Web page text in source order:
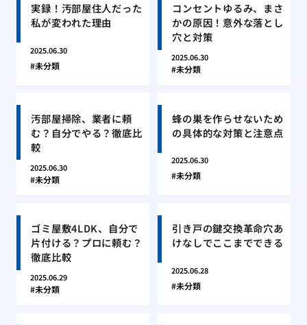
実録！汚部屋住人だった
私が変われた理由
2025.06.30
未分類
コンセントゆるみ、まさ
かの原因！意外な落とし
穴と対策
2025.06.30
未分類
汚部屋掃除、業者に頼
む？自分でやる？徹底比
較
2025.06.30
未分類
蜂の巣を作らせないため
の具体的な対策と注意点
2025.06.30
未分類
ゴミ屋敷4LDK、自分で
片付ける？プロに頼む？
徹底比較
2025.06.29
未分類
引き戸の鍵交換革命穴あ
けなしでここまでできる
2025.06.28
未分類